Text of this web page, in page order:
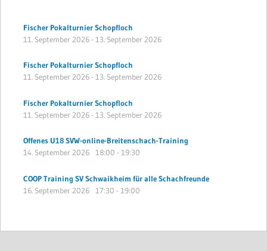
Fischer Pokalturnier Schopfloch
11. September 2026- 13. September 2026
Fischer Pokalturnier Schopfloch
11. September 2026- 13. September 2026
Fischer Pokalturnier Schopfloch
11. September 2026- 13. September 2026
Offenes U18 SVW-online-Breitenschach-Training
14. September 2026 18:00 - 19:30
COOP Training SV Schwaikheim für alle Schachfreunde
16. September 2026 17:30 - 19:00